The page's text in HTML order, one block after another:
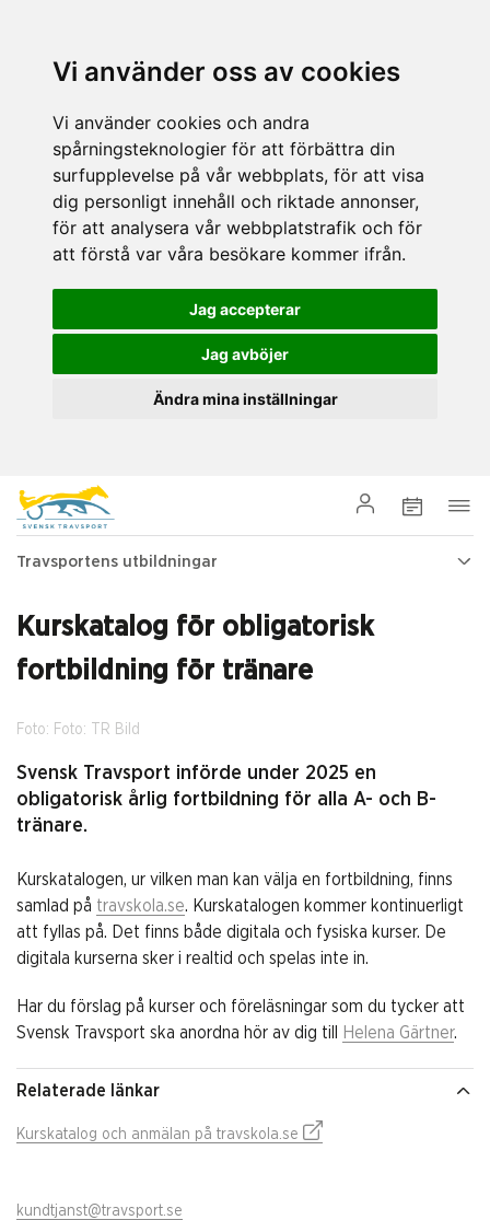
Vi använder oss av cookies
Vi använder cookies och andra
spårningsteknologier för att förbättra din
surfupplevelse på vår webbplats, för att visa
dig personligt innehåll och riktade annonser,
för att analysera vår webbplatstrafik och för
att förstå var våra besökare kommer ifrån.
Jag accepterar
Jag avböjer
Ändra mina inställningar
Travsportens utbildningar
Foto: Foto: TR Bild
Kurskatalog för obligatorisk
fortbildning för tränare
Svensk Travsport införde under 2025 en
obligatorisk årlig fortbildning för alla A- och B-
tränare.
Kurskatalogen, ur vilken man kan välja en fortbildning, finns
samlad på travskola.se. Kurskatalogen kommer kontinuerligt
att fyllas på. Det finns både digitala och fysiska kurser. De
digitala kurserna sker i realtid och spelas inte in.
Har du förslag på kurser och föreläsningar som du tycker att
Svensk Travsport ska anordna hör av dig till
Helena Gärtner.
Relaterade länkar
Kurskatalog och anmälan på travskola.se
kundtjanst@travsport.se